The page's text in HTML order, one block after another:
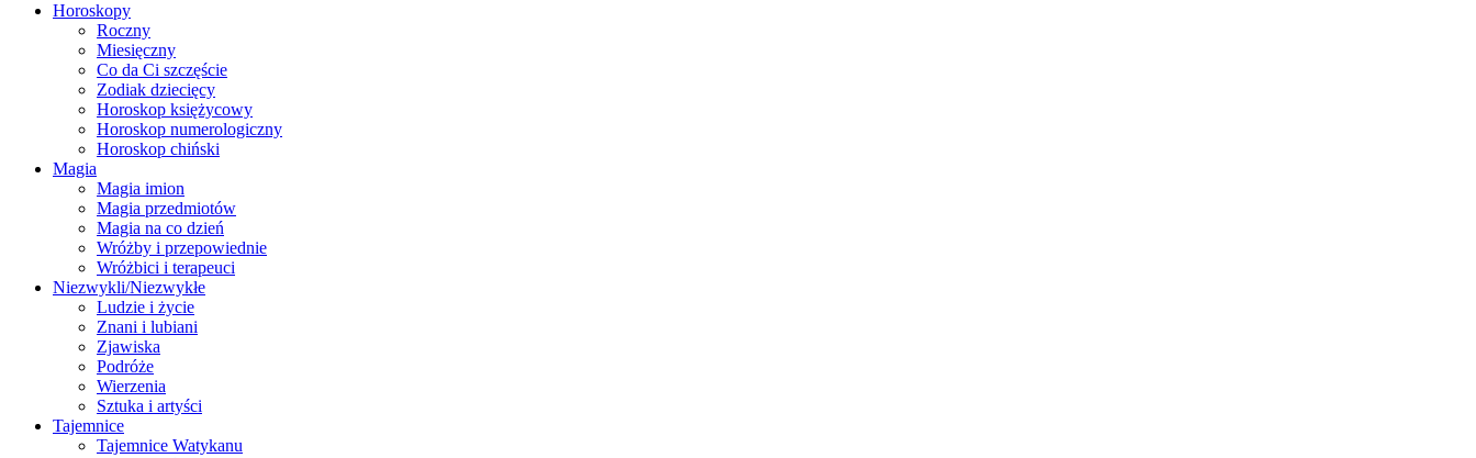
Horoskopy
Roczny
Miesięczny
Co da Ci szczęście
Zodiak dziecięcy
Horoskop księżycowy
Horoskop numerologiczny
Horoskop chiński
Magia
Magia imion
Magia przedmiotów
Magia na co dzień
Wróżby i przepowiednie
Wróżbici i terapeuci
Niezwykli/Niezwykłe
Ludzie i życie
Znani i lubiani
Zjawiska
Podróże
Wierzenia
Sztuka i artyści
Tajemnice
Tajemnice Watykanu